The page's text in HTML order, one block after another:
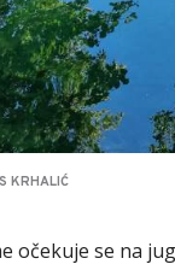
KRHALIĆ
očekuje se na